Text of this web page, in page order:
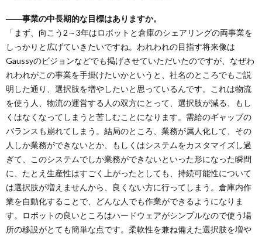
――事業の中長期的な目標はありますか。
「まず、向こう2～3年はロボットと倉庫のシェアリングの両事業を
しっかりと広げていきたいですね。われわれの目指す将来像は
Gaussyのビジョンなどでも掲げさせていただいたのですが、なぜわ
れわれがこの事業を手掛けたいかというと、社名のところでもご説
明した通り、選択肢を増やしたいと思っているんです。これは物流
を使う人、物流の運営する人の双方にとって、選択肢が減る、もし
くはなくなってしまうと苦しむことになります。需給のギャップの
バランスも崩れてしまう。結局のところ、業務が属人化して、その
人しか業務ができないとか、もしくはシステムをカスタマイズし過
ぎて、このシステムでしか業務ができないといった形になった瞬間
に、たとえ生産性はすごく上がったとしても、持続可能性について
は選択肢が増えませんから、良くない方に行ってしまう。倉庫内作
業を自動化することで、どんな人でも作業ができるようになりま
す。ロボットの良いところはハードウェアがシンプルなので使う場
所の移設がとても簡単な点です。柔軟性を兼ね備えた選択肢を増や